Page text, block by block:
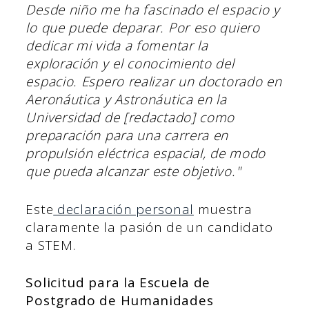
Desde niño me ha fascinado el espacio y
lo que puede deparar. Por eso quiero
dedicar mi vida a fomentar la
exploración y el conocimiento del
espacio. Espero realizar un doctorado en
Aeronáutica y Astronáutica en la
Universidad de [redactado] como
preparación para una carrera en
propulsión eléctrica espacial, de modo
que pueda alcanzar este objetivo."
Este declaración personal muestra
claramente la pasión de un candidato
a STEM.
Solicitud para la Escuela de
Postgrado de Humanidades